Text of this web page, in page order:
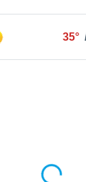
35°